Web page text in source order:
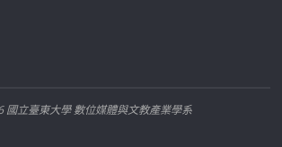
國立臺東大學 數位媒體與文教產業學系